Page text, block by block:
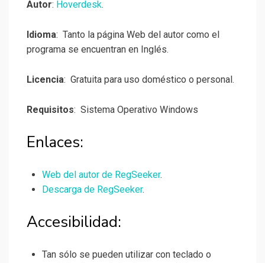
Autor: Hoverdesk.
Idioma: Tanto la página Web del autor como el
programa se encuentran en Inglés.
Licencia: Gratuita para uso doméstico o personal.
Requisitos: Sistema Operativo Windows
Enlaces:
Web del autor de RegSeeker.
Descarga de RegSeeker.
Accesibilidad:
Tan sólo se pueden utilizar con teclado o